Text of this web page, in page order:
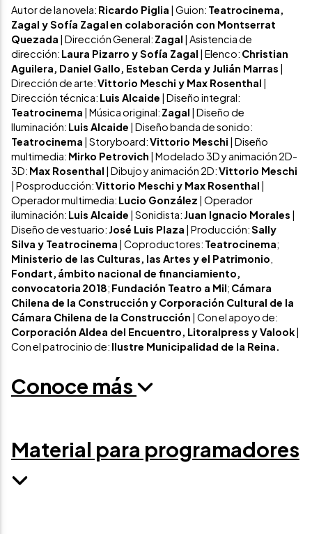
Autor de la novela: Ricardo Piglia | Guion: Teatrocinema,
Zagal y Sofía Zagalen colaboración con Montserrat
Quezada | Dirección General: Zagal | Asistencia de
dirección: Laura Pizarro y Sofía Zagal | Elenco: Christian
Aguilera, Daniel Gallo, Esteban Cerda y Julián Marras |
Dirección de arte:Vittorio Meschi y Max Rosenthal |
Dirección técnica: Luis Alcaide | Diseño integral:
Teatrocinema | Música original: Zagal | Diseño de
Iluminación: Luis Alcaide | Diseño banda de sonido:
Teatrocinema | Storyboard:Vittorio Meschi | Diseño
multimedia: Mirko Petrovich | Modelado 3D y animación 2D-
3D: Max Rosenthal | Dibujo y animación 2D:Vittorio Meschi
| Posproducción:Vittorio Meschi y Max Rosenthal |
Operador multimedia: Lucio González | Operador
iluminación: Luis Alcaide | Sonidista: Juan Ignacio Morales |
Diseño de vestuario: José Luis Plaza | Producción:Sally
Silva y Teatrocinema | Coproductores: Teatrocinema;
Ministerio de las Culturas, las Artes y el Patrimonio
Fondart, ámbito nacional de financiamiento,
convocatoria 2018; Fundación Teatro a Mil; Cámara
Chilena de la Construcción y Corporación Cultural de la
Cámara Chilena de la Construcción | Con el apoyo de:
Corporación Aldea del Encuentro, Litoralpress y Valook|
Con el patrocinio de: Ilustre Municipalidad de la Reina.
Conoce más
Material para programadores